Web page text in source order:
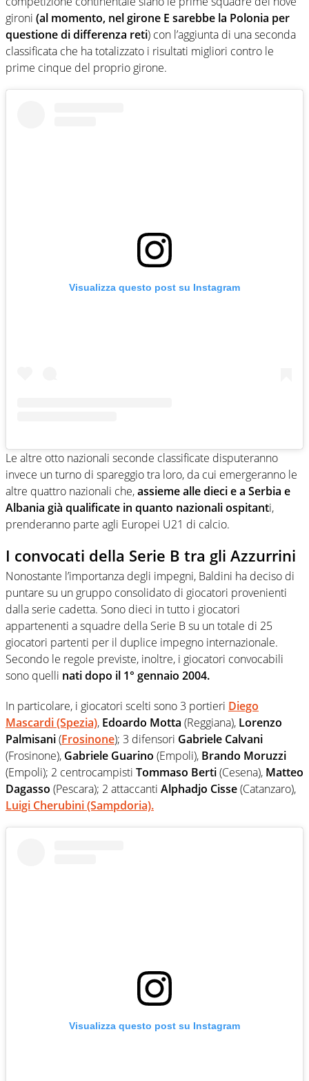
gironi (al momento, nel girone E sarebbe la Polonia per
questione di differenza reti) con l’aggiunta di una seconda
classificata che ha totalizzato i risultati migliori contro le
prime cinque del proprio girone.
Visualizza questo post su Instagram
Le altre otto nazionali seconde classificate disputeranno
invece un turno di spareggio tra loro, da cui emergeranno le
altre quattro nazionali che,assieme alle dieci e a Serbia e
Albania già qualificate in quanto nazionali ospitanti,
prenderanno parte agli Europei U21 di calcio.
I convocati della Serie B tra gli Azzurrini
Nonostante l’importanza degli impegni, Baldini ha deciso di
puntare su un gruppo consolidato di giocatori provenienti
dalla serie cadetta. Sono dieci in tutto i giocatori
appartenenti a squadre della Serie B su un totale di 25
giocatori partenti per il duplice impegno internazionale.
Secondo le regole previste, inoltre, i giocatori convocabili
sono quelli nati dopo il 1° gennaio 2004.
In particolare, i giocatori scelti sono 3 portieri Diego
Mascardi(Spezia), Edoardo Motta (Reggiana), Lorenzo
Palmisani(Frosinone); 3 difensori Gabriele Calvani
(Frosinone), Gabriele Guarino (Empoli), Brando Moruzzi
(Empoli); 2 centrocampisti Tommaso Berti(Cesena), Matteo
Dagasso (Pescara); 2 attaccanti Alphadjo Cisse(Catanzaro),
Luigi Cherubini(Sampdoria).
Visualizza questo post su Instagram